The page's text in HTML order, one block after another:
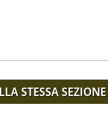
STESSA SEZIONE